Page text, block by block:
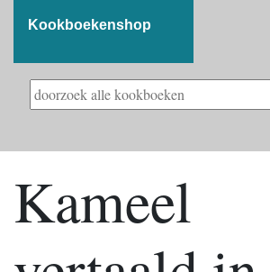
Kookboekenshop
Kameel